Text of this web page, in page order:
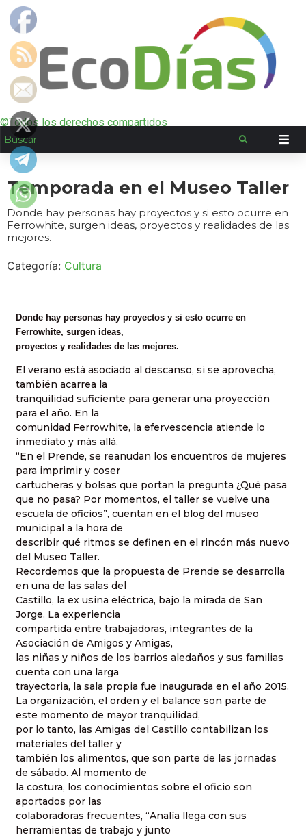
©Todos los derechos compartidos
Temporada en el Museo Taller
Donde hay personas hay proyectos y si esto ocurre en
Ferrowhite, surgen ideas, proyectos y realidades de las
mejores.
Categoría: Cultura
Donde hay personas hay proyectos y si esto ocurre en
Ferrowhite, surgen ideas,
proyectos y realidades de las mejores.
El verano está asociado al descanso, si se aprovecha,
también acarrea la
tranquilidad suficiente para generar una proyección
para el año. En la
comunidad Ferrowhite, la efervescencia atiende lo
inmediato y más allá.
“En el Prende, se reanudan los encuentros de mujeres
para imprimir y coser
cartucheras y bolsas que portan la pregunta ¿Qué pasa
que no pasa? Por momentos, el taller se vuelve una
escuela de oficios”, cuentan en el blog del museo
municipal a la hora de
describir qué ritmos se definen en el rincón más nuevo
del Museo Taller.
Recordemos que la propuesta de Prende se desarrolla
en una de las salas del
Castillo, la ex usina eléctrica, bajo la mirada de San
Jorge. La experiencia
compartida entre trabajadoras, integrantes de la
Asociación de Amigos y Amigas,
las niñas y niños de los barrios aledaños y sus familias
cuenta con una larga
trayectoria, la sala propia fue inaugurada en el año 2015.
La organización, el orden y el balance son parte de
este momento de mayor tranquilidad,
por lo tanto, las Amigas del Castillo contabilizan los
materiales del taller y
también los alimentos, que son parte de las jornadas
de sábado. Al momento de
la costura, los conocimientos sobre el oficio son
aportados por las
colaboradoras frecuentes, “Analía llega con sus
herramientas de trabajo y junto